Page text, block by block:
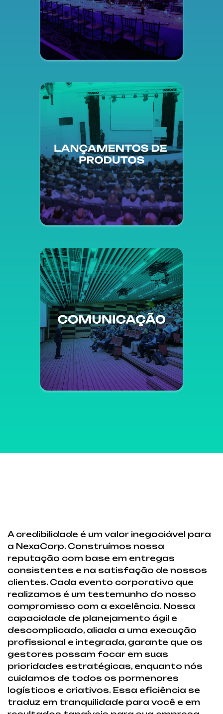
A credibilidade é um valor inegociável para
a NexaCorp. Construímos nossa
reputação com base em entregas
consistentes e na satisfação de nossos
clientes. Cada evento corporativo que
realizamos é um testemunho do nosso
compromisso com a excelência. Nossa
capacidade de planejamento ágil e
descomplicado, aliada a uma execução
profissional e integrada, garante que os
gestores possam focar em suas
prioridades estratégicas, enquanto nós
cuidamos de todos os pormenores
logísticos e criativos. Essa eficiência se
traduz em tranquilidade para você e em